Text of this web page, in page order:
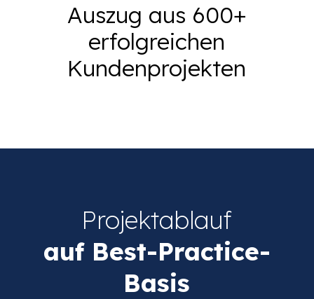
Auszug aus 600+
erfolgreichen
Kundenprojekten
Projektablauf
auf Best-Practice-
Basis